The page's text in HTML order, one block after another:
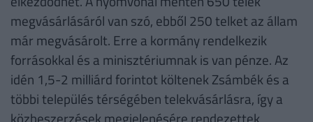
megvásárlásáról van szó, ebből 250 telket az állam
már megvásárolt. Erre a kormány rendelkezik
forrásokkal és a minisztériumnak is van pénze. Az
idén 1,5-2 milliárd forintot költenek Zsámbék és a
többi település térségében telekvásárlásra, így a